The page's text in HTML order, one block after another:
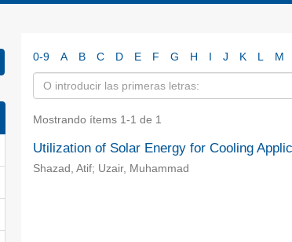
0-9 A B C D E F G H I J K L M
Mostrando ítems 1-1 de 1
Utilization of Solar Energy for Cooling
Shazad, Atif; Uzair, Muhammad